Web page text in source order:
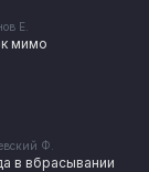
Е.
мимо
Ф.
в вбрасывании